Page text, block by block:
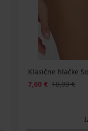
Klasične hlačke
7,60 € 18,99 €